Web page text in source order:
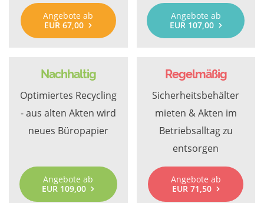
Angebote ab
EUR 67,00
Angebote ab
EUR 107,00
Nachhaltig
Optimiertes Recycling
- aus alten Akten wird
neues Büropapier
Angebote ab
EUR 109,00
Regelmäßig
Sicherheitsbehälter
mieten & Akten im
Betriebsalltag zu
entsorgen
Angebote ab
EUR 71,50